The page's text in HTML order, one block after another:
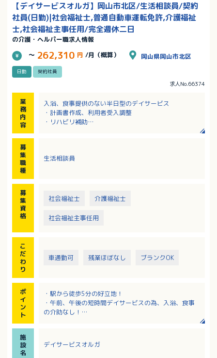
【デイサービスオルガ】岡山市北区/生活相談員/契約
社員(日勤)|社会福祉士,普通自動車運転免許,介護福祉
士,社会福祉主事任用/完全週休二日
の介護・ヘルパー職求人情報
～ 262,310 円 /月（概算） 岡山県岡山市北区
日勤 契約社員
求人No.66374
業
務
内
容
入浴、食事提供のない半日型のデイサービス
・計画書作成、利用者受入調整
・リハビリ補助
募
集
職
種
生活相談員
募
集
資
格
社会福祉士 介護福祉士
社会福祉主事任用
こ
だ
わ
り
車通勤可 残業ほぼなし ブランクOK
ポ
イ
ン
ト
・駅から徒歩5分の好立地！
・午前、午後の短時間デイサービスの為、入浴、食事
の介助なし！
・生活相談員未経験の方も歓迎
施
設
名
デイサービスオルガ